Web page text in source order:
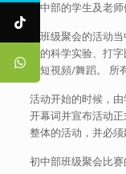
高中部的学生及老师
在班级聚会的活动
单的科学实验、打
音短視頻/舞蹈。 所
活动开始的时候，
开幕词并宣布活动
整体的活动，并必须
初中部班级聚会比赛